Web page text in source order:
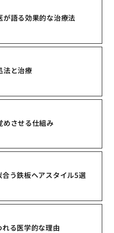
語る効果的な治療法
法と治療
めさせる仕組み
う鉄板ヘアスタイル5選
る医学的な理由